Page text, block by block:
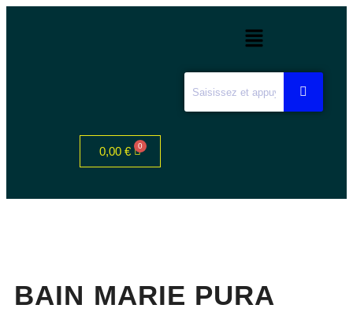
0,00 €
BAIN MARIE PURA